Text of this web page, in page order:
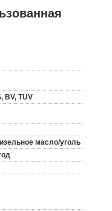
BV, TUV
масло/уголь